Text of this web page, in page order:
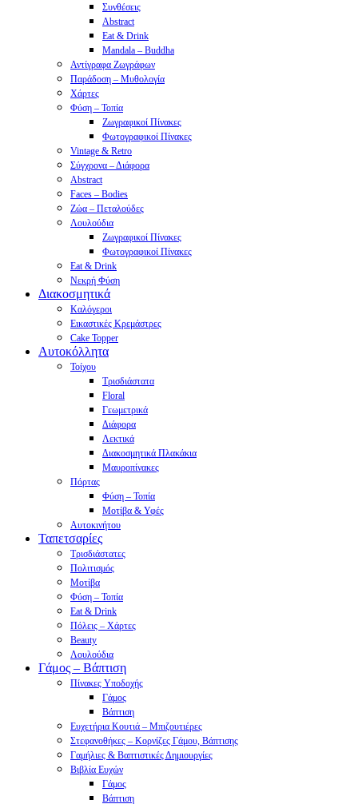
Συνθέσεις
Abstract
Eat & Drink
Mandala – Buddha
Αντίγραφα Ζωγράφων
Παράδοση – Μυθολογία
Χάρτες
Φύση – Τοπία
Ζωγραφικοί Πίνακες
Φωτογραφικοί Πίνακες
Vintage & Retro
Σύγχρονα – Διάφορα
Abstract
Faces – Bodies
Ζώα – Πεταλούδες
Λουλούδια
Ζωγραφικοί Πίνακες
Φωτογραφικοί Πίνακες
Eat & Drink
Νεκρή Φύση
Διακοσμητικά
Καλόγεροι
Εικαστικές Κρεμάστρες
Cake Topper
Αυτοκόλλητα
Τοίχου
Τρισδιάστατα
Floral
Γεωμετρικά
Διάφορα
Λεκτικά
Διακοσμητικά Πλακάκια
Μαυροπίνακες
Πόρτας
Φύση – Τοπία
Μοτίβα & Υφές
Αυτοκινήτου
Ταπετσαρίες
Τρισδιάστατες
Πολιτισμός
Μοτίβα
Φύση – Τοπία
Eat & Drink
Πόλεις – Χάρτες
Beauty
Λουλούδια
Γάμος – Βάπτιση
Πίνακες Υποδοχής
Γάμος
Βάπτιση
Ευχετήρια Κουτιά – Μπιζουτιέρες
Στεφανοθήκες – Κορνίζες Γάμου, Βάπτισης
Γαμήλιες & Βαπτιστικές Δημιουργίες
Βιβλία Ευχών
Γάμος
Βάπτιση